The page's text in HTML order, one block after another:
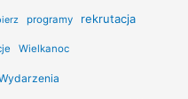
programy rekrutacja
Wielkanoc